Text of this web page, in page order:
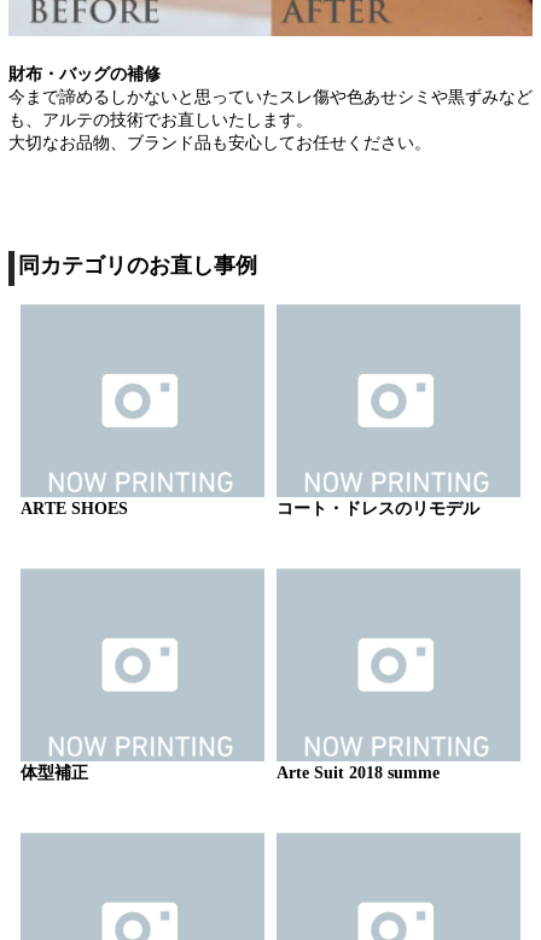
財布・バッグの補修
今まで諦めるしかないと思っていたスレ傷や色あせシミや黒ずみなど
も、アルテの技術でお直しいたします。
大切なお品物、ブランド品も安心してお任せください。
同カテゴリのお直し事例
ARTE SHOES コート・ドレスのリモデル
体型補正 Arte Suit 2018 summe